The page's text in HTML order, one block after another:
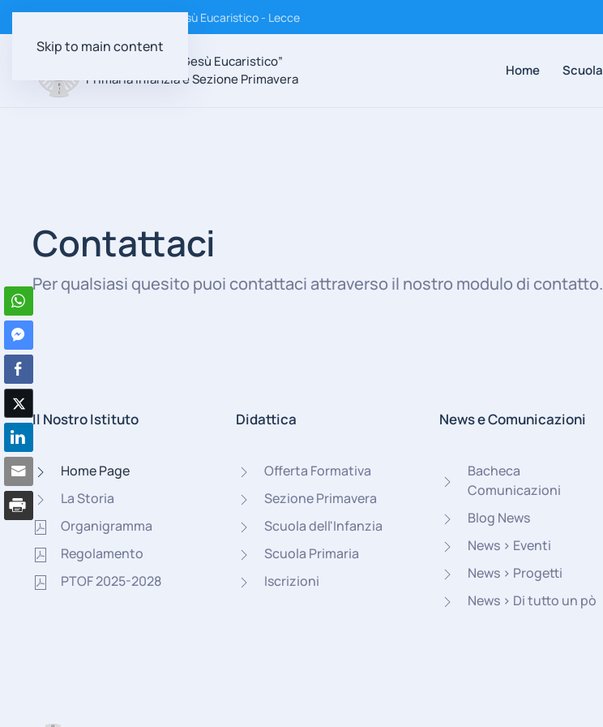
Skip to main content
Istituto Suore Discepole di Gesù Eucaristico - Lecce
Scuola Paritaria “Gesù Eucaristico”
Primaria Infanzia e Sezione Primavera
Home Scuola
Contattaci
Per qualsiasi quesito puoi contattaci attraverso il nostro modulo di contatto.
Il Nostro Istituto
Home Page
La Storia
Organigramma
Regolamento
PTOF 2025-2028
Didattica
Offerta Formativa
Sezione Primavera
Scuola dell'Infanzia
Scuola Primaria
Iscrizioni
News e Comunicazioni
Bacheca
Comunicazioni
Blog News
News > Eventi
News > Progetti
News > Di tutto un pò